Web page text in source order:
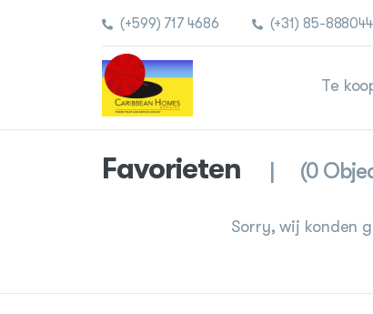
(+599) 717 4686 (+31) 85-
Te
Favorieten (0
Sorry, wij konden